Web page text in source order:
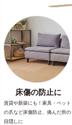
床傷の防止に
賃貸や新築にも！家具・ペット
の爪など床傷防止、痛んだ所の
目隠しに